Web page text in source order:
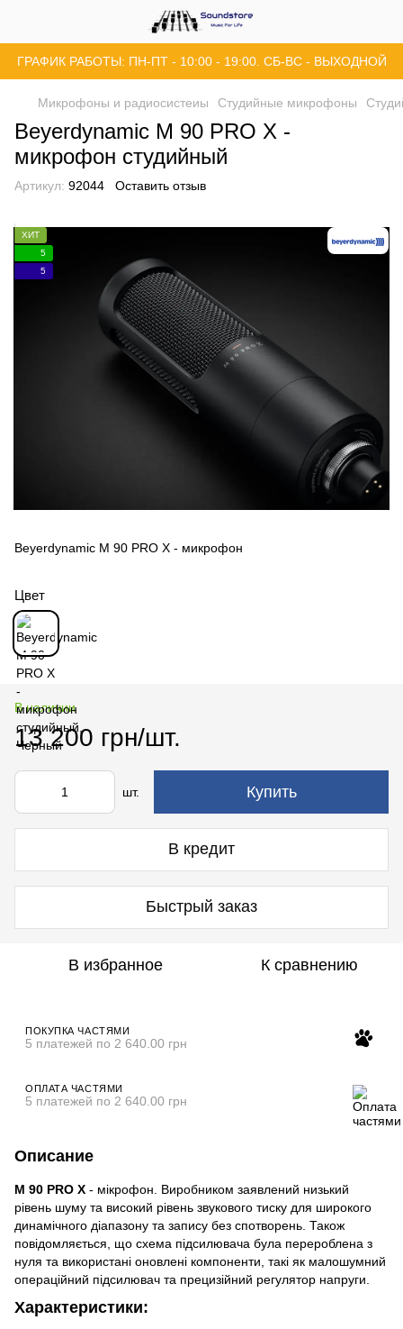
ГРАФИК РАБОТЫ: ПН-ПТ - 10:00 - 19:00. СБ-ВС - ВЫХОДНОЙ
Микрофоны и радиосистеиы Студийные микрофоны
Beyerdynamic M 90 PRO X -
микрофон студийный
Артикул: 92044 Оставить отзыв
ХИТ
5
5
Beyerdynamic M 90 PRO X - микрофон
Цвет
В наличии
13 200 грн/шт.
шт. Купить
В кредит
Быстрый заказ
В избранное К сравнению
ПОКУПКА ЧАСТЯМИ
5 платежей по 2 640.00 грн
ОПЛАТА ЧАСТЯМИ
5 платежей по 2 640.00 грн
Описание
M 90 PRO X - мікрофон. Виробником заявлений низький
рівень шуму та високий рівень звукового тиску для широкого
динамічного діапазону та запису без спотворень. Також
повідомляється, що схема підсилювача була перероблена з
нуля та використані оновлені компоненти, такі як малошумний
операційний підсилювач та прецизійний регулятор напруги.
Характеристики: